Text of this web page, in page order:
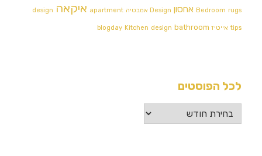
Bedroom rugs אחסון Design אמבטיה apartment איקאה design
tips אייטיז blogday Kitchen design bathroom
לכל הפוסטים
לכל
הפוסטים